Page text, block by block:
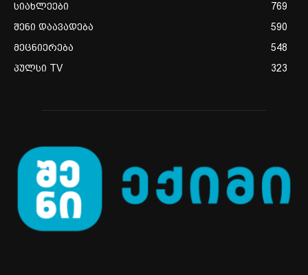
სიახლეები
769
შენი დაავადება
590
მეცნიერება
548
პულსი TV
323